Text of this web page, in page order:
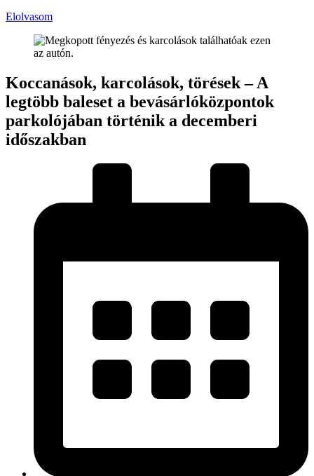
Elolvasom
Koccanások, karcolások, törések – A
legtöbb baleset a bevásárlóközpontok
parkolójában történik a decemberi
időszakban